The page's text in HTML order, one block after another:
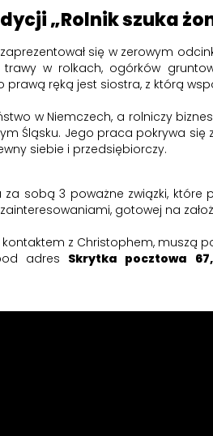
„Rolnik szuka
się w zerowym
w rolkach, ogórków
prawą ręką jest siostra, z którą
w Niemczech, a rolniczy
Śląsku. Jego praca pokrywa się
siebie i przedsiębiorczy.
sobą 3 poważne związki, które
gotowej na
z Christophem, muszą
adres Skrytka pocztowa